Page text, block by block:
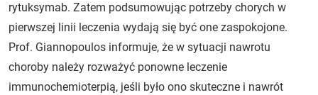
rytuksymab. Zatem podsumowując potrzeby chorych w
pierwszej linii leczenia wydają się być one zaspokojone.
Prof. Giannopoulos informuje, że w sytuacji nawrotu
choroby należy rozważyć ponowne leczenie
immunochemioterpią, jeśli było ono skuteczne i nawrót